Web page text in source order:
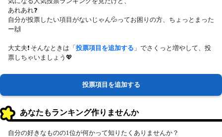
あれあれ❓
自分が投票したい項目がないじゃん💦ってお困りの方、ちょっとまった
ー🙌
大丈夫❗ そんなときは「投票項目を追加する 」でさくっと増やして、投
票しちゃいましょう💖
投票項目を追加する
あなたもランキング作りませんか
自分の好きなものの1位が何かって知りたくありませんか？